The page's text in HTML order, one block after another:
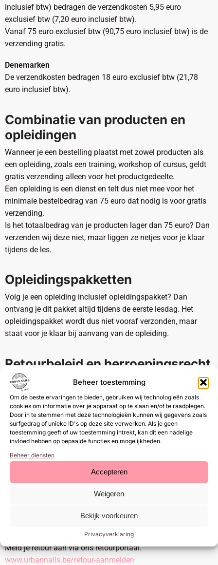
Beheer toestemming
Om de beste ervaringen te bieden, gebruiken wij technologieën zoals
cookies om informatie over je apparaat op te slaan en/of te raadplegen.
Door in te stemmen met deze technologieën kunnen wij gegevens zoals
surfgedrag of unieke ID's op deze site verwerken. Als je geen
toestemming geeft of uw toestemming intrekt, kan dit een nadelige
invloed hebben op bepaalde functies en mogelijkheden.
Beheer diensten
Accepteren
Weigeren
Bekijk voorkeuren
Privacyverklaring
inclusief btw) bedragen de verzendkosten 5,95 euro
exclusief btw (7,20 euro inclusief btw).
Vanaf 75 euro exclusief btw (90,75 euro inclusief btw) is de
verzending gratis.
Denemarken
De verzendkosten bedragen 18 euro exclusief btw (21,78
euro inclusief btw).
Combinatie van producten en
opleidingen
Wanneer je een bestelling plaatst met zowel producten als
een opleiding, zoals een training, workshop of cursus, geldt
gratis verzending alleen voor het productgedeelte.
Een opleiding is een dienst en telt dus niet mee voor het
minimale bestelbedrag van 75 euro dat nodig is voor gratis
verzending.
Is het totaalbedrag van je producten lager dan 75 euro? Dan
verzenden wij deze niet, maar liggen ze netjes voor je klaar
tijdens de les.
Opleidingspakketten
Volg je een opleiding inclusief opleidingspakket? Dan
ontvang je dit pakket altijd tijdens de eerste lesdag. Het
opleidingspakket wordt dus niet vooraf verzonden, maar
staat voor je klaar bij aanvang van de opleiding.
Retourbeleid en herroepingsrecht
Retouradres
Urban Nails
Siberiëstraat 69
3900 Pelt
België
Je hebt het recht om je bestelling tot 14 dagen na ontvangst
zonder opgave van reden te annuleren. Binnen deze periode
mag je het product, mits ongebruikt en in de originele
verbroken, dan vervalt het recht op retour.
Retourprocedure
Meld je retour aan via ons retourportaal.
www.urbannails.be/retour-aanmelden